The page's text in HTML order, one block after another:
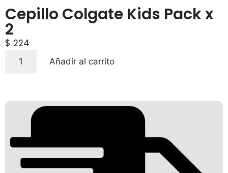
Cepillo Colgate Kids Pack x
2
$ 224
Añadir al carrito